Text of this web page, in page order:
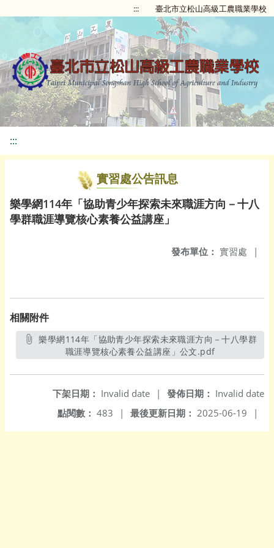
::: 臺北市立松山高級工農職業學校
:::
實習處公告訊息
樂學網114年「協助青少年探索未來職涯方向－十八
學群職涯導覽核心素養公益講座」
發布單位： 實習處 |
相關附件
樂學網114年「協助青少年探索未來職涯方向－十八學群
職涯導覽核心素養公益講座」公文.pdf另開新視窗
發佈日期： Invalid date
下架日期： Invalid date
|
最後更新日期： 2025-06-19 |
點閱數： 483 |